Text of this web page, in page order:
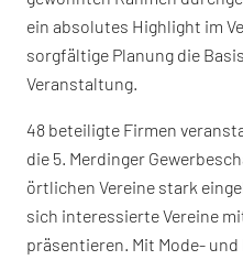
ein absolutes Highlight im
sorgfältige Planung die
Veranstaltung.
48 beteiligte Firmen
die 5. Merdinger
örtlichen Vereine stark
sich interessierte Vereine
präsentieren. Mit Mode-